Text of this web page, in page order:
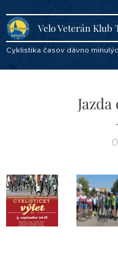
Velo Veterán Klub
Cyklistika časov dávno